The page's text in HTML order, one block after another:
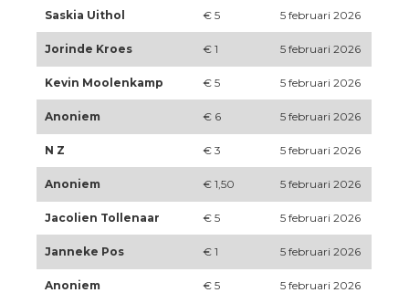
Saskia Uithol € 5 5 februari 2026
Jorinde Kroes € 1 5 februari 2026
Kevin Moolenkamp € 5 5 februari 2026
Anoniem € 6 5 februari 2026
N Z € 3 5 februari 2026
Anoniem € 1,50 5 februari 2026
Jacolien Tollenaar € 5 5 februari 2026
Janneke Pos € 1 5 februari 2026
Anoniem € 5 5 februari 2026